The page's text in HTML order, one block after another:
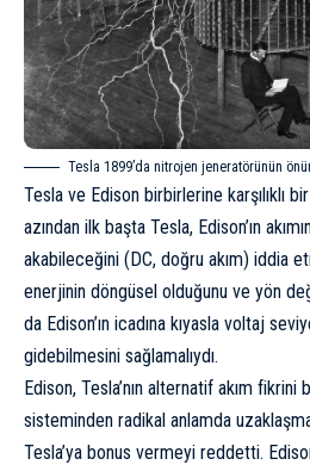
Tesla 1899’da nitrojen jeneratörünün
Tesla ve Edison birbirlerine karşılıklı
azından ilk başta Tesla, Edison’ın
akabileceğini (DC, doğru akım) iddia
enerjinin döngüsel olduğunu ve yön
da Edison’ın icadına kıyasla voltaj
gidebilmesini sağlamalıydı.
Edison, Tesla’nın alternatif akım
sisteminden radikal anlamda
Tesla’ya bonus vermeyi reddetti.